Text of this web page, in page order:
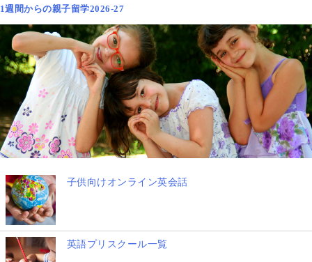
1週間からの親子留学2026-27
子供向けオンライン英会話
英語プリスクール一覧